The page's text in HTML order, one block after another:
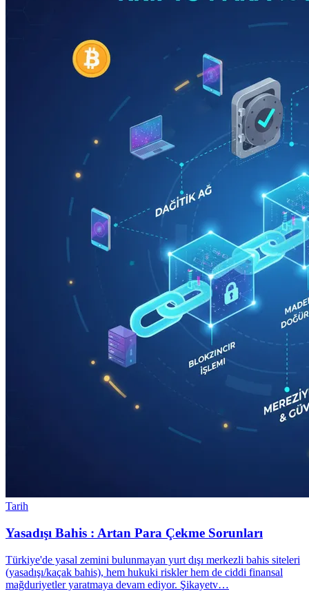
Tarih
Yasadışı Bahis : Artan Para Çekme Sorunları
Türkiye'de yasal zemini bulunmayan yurt dışı merkezli bahis siteleri
(yasadışı/kaçak bahis), hem hukuki riskler hem de ciddi finansal
mağduriyetler yaratmaya devam ediyor. Şikayetv…